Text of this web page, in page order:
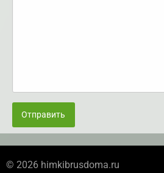
Отправить
© 2026 himkibrusdoma.ru